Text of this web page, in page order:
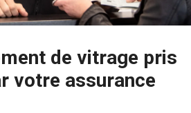
de vitrage pris
votre assurance